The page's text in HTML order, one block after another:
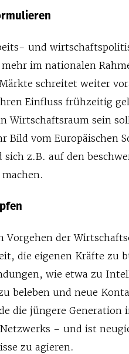
und
im nationalen
schreitet weiter
Einfluss frühzeitig
Wirtschaftsraum sein
Bild vom Europäischen
z.B. auf den
Vorgehen der
die eigenen Kräfte zu
wie etwa zu
beleben und neue
die jüngere Generation
– und ist
zu agieren.